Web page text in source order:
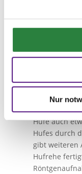
Nur
noch schwer
mitunter die
wieder ab,
eine
den
außen am
verlaufen.
Hufe auch
Hufes durch
gibt weiteren
Hufrehe